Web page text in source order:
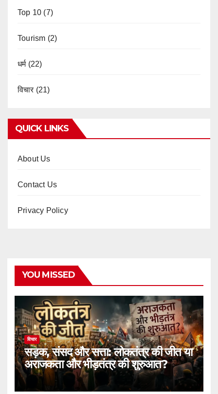
Top 10 (7)
Tourism (2)
धर्म(22)
विचार (21)
QUICK LINKS
About Us
Contact Us
Privacy Policy
YOU MISSED
विचार
सड़क, संसद और सत्ता: लोकतंत्र की जीत या
अराजकता और भीड़तंत्र की शुरुआत?